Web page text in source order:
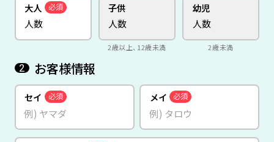
大人 必須 子供
2歳以上、12歳未満
幼児
2歳未満
2 お客様情報
セイ 必須 メイ 必須